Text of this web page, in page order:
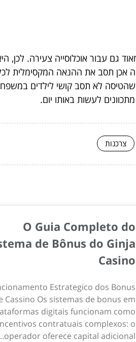
גם עבור אוכלוסייה צעירה. לכן,
אכן תסב את ההנאה המקסימלית
לא תסב קושי לילדים
לעשות באותו יום.
צרכנות
O Guia Completo do
de Bônus do Ginja
Casino
Estrategico dos Bonus
Cassino Os sistemas de bonus em
digitais funcionam como
contratuais complexos: o
operador oferece capital adicional...